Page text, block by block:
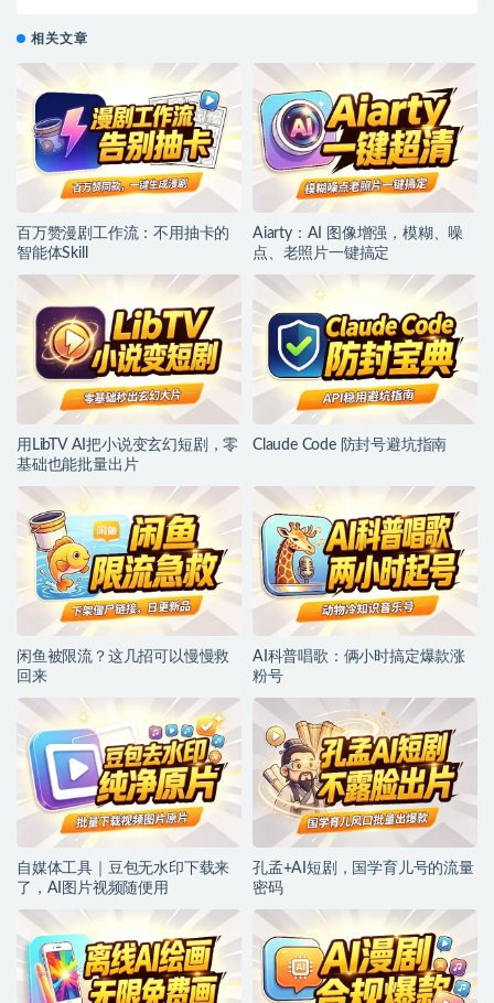
相关文章
百万赞漫剧工作流：不用抽卡的
智能体Skill
Aiarty：AI 图像增强，模糊、噪
点、老照片一键搞定
用LibTV AI把小说变玄幻短剧，零
基础也能批量出片
Claude Code 防封号避坑指南
闲鱼被限流？这几招可以慢慢救
回来
AI科普唱歌：俩小时搞定爆款涨
粉号
自媒体工具｜豆包无水印下载来
了，AI图片视频随便用
孔孟+AI短剧，国学育儿号的流量
密码